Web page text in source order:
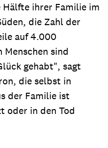
ihrer Familie im
die Zahl der
auf 4.000
Menschen sind
gehabt", sagt
die selbst in
der Familie ist
oder in den Tod